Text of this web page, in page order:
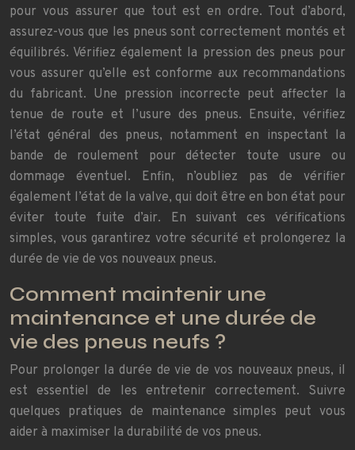
pour vous assurer que tout est en ordre. Tout d’abord,
assurez-vous que les pneus sont correctement montés et
équilibrés. Vérifiez également la pression des pneus pour
vous assurer qu’elle est conforme aux recommandations
du fabricant. Une pression incorrecte peut affecter la
tenue de route et l’usure des pneus. Ensuite, vérifiez
l’état général des pneus, notamment en inspectant la
bande de roulement pour détecter toute usure ou
dommage éventuel. Enfin, n’oubliez pas de vérifier
également l’état de la valve, qui doit être en bon état pour
éviter toute fuite d’air. En suivant ces vérifications
simples, vous garantirez votre sécurité et prolongerez la
durée de vie de vos nouveaux pneus.
Comment maintenir une
maintenance et une durée de
vie des pneus neufs ?
Pour prolonger la durée de vie de vos nouveaux pneus, il
est essentiel de les entretenir correctement. Suivre
quelques pratiques de maintenance simples peut vous
aider à maximiser la durabilité de vos pneus.